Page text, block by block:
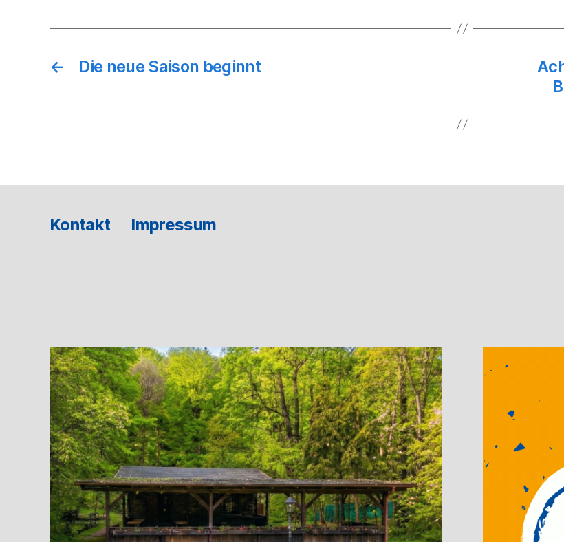
← Die neue Saison beginnt
Kontakt Impressum